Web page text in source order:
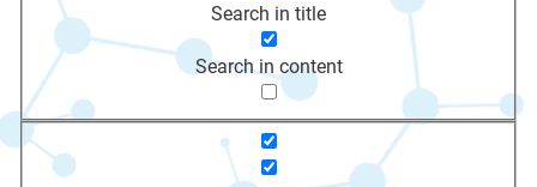
Search in title
Search in content